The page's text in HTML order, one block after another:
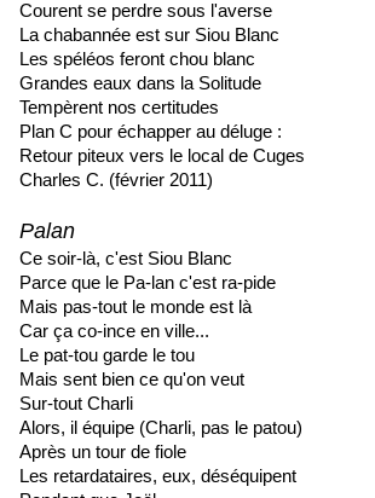
Courent se perdre sous l'averse
La chabannée est sur Siou Blanc
Les spéléos feront chou blanc
Grandes eaux dans la Solitude
Tempèrent nos certitudes
Plan C pour échapper au déluge :
Retour piteux vers le local de Cuges
Charles C. (février 2011)
Palan
Ce soir-là, c'est Siou Blanc
Parce que le Pa-lan c'est ra-pide
Mais pas-tout le monde est là
Car ça co-ince en ville...
Le pat-tou garde le tou
Mais sent bien ce qu'on veut
Sur-tout Charli
Alors, il équipe (Charli, pas le patou)
Après un tour de fiole
Les retardataires, eux, déséquipent